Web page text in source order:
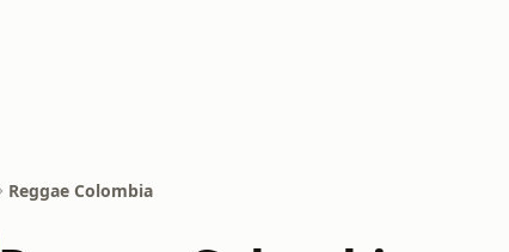
Reggae Colombia